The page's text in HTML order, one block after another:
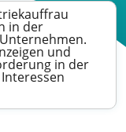
in der
und
in der